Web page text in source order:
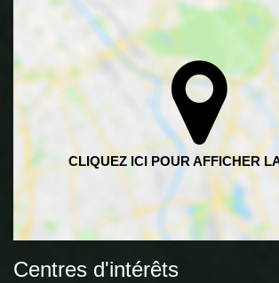
Centres d'intérêts